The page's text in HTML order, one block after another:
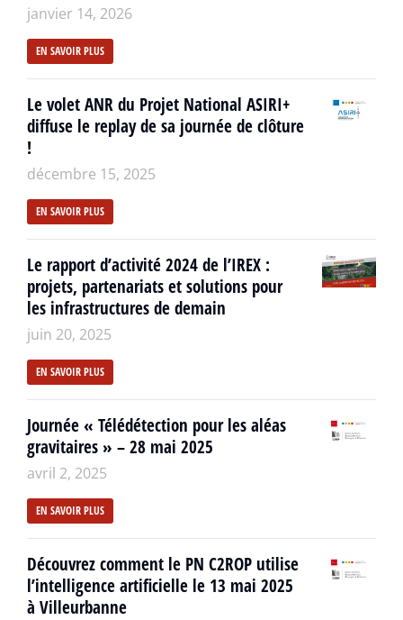
janvier 14, 2026
EN SAVOIR PLUS
Le volet ANR du Projet National ASIRI+
diffuse le replay de sa journée de clôture
!
décembre 15, 2025
EN SAVOIR PLUS
Le rapport d’activité 2024 de l’IREX :
projets, partenariats et solutions pour
les infrastructures de demain
juin 20, 2025
EN SAVOIR PLUS
Journée « Télédétection pour les aléas
gravitaires » – 28 mai 2025
avril 2, 2025
EN SAVOIR PLUS
Découvrez comment le PN C2ROP utilise
l’intelligence artificielle le 13 mai 2025
à Villeurbanne